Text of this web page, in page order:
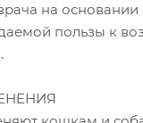
на
пользы к